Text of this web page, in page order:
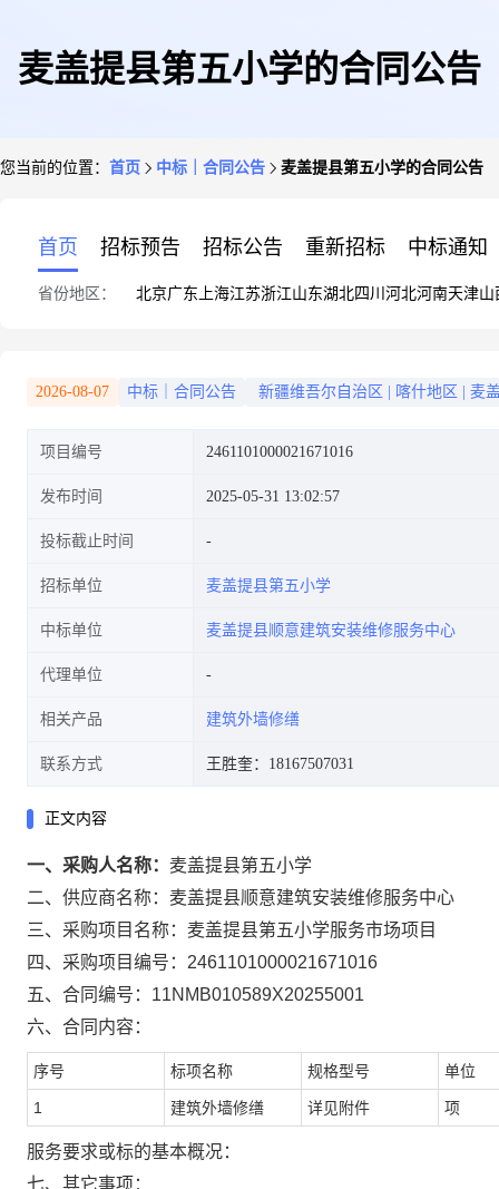
麦盖提县第五小学的合同公告
您当前的位置： 首页 中标｜合同公告 麦盖提县第五小学的合同公告
首页 招标预告 招标公告 重新招标 中标通知
省份地区： 北京广东 上海江苏浙江山东湖北四川 河北河南天津山
2026-08-07 中标｜合同公告 新疆维吾尔自治区 喀什地区 麦
项目编号 2461101000021671016
发布时间 2025-05-31 13:02:57
投标截止时间
招标单位 麦盖提县第五小学
中标单位 麦盖提县顺意建筑安装维修服务中心
代理单位
相关产品 建筑外墙修缮
联系方式 王胜奎：18167507031
正文内容
一、采购人名称： 麦盖提县第五小学
二、供应商名称： 麦盖提县顺意建筑安装维修服务中心
三、采购项目名称： 麦盖提县第五小学服务市场项目
四、采购项目编号： 2461101000021671016
五、合同编号： 11NMB010589X20255001
六、合同内容：
序号 标项名称 规格型号 单位
1 建筑外墙修缮 详见附件 项
服务要求或标的基本概况：
七、其它事项：